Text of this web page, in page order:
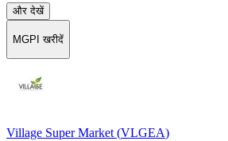
और देखें
MGPI खरीदें
Village Super Market (VLGEA)